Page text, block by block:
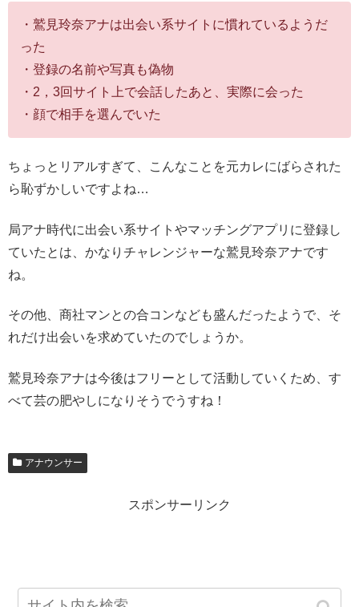
・鷲見玲奈アナは出会い系サイトに慣れているようだ
った
・登録の名前や写真も偽物
・2，3回サイト上で会話したあと、実際に会った
・顔で相手を選んでいた
ちょっとリアルすぎて、こんなことを元カレにばらされた
ら恥ずかしいですよね…
局アナ時代に出会い系サイトやマッチングアプリに登録し
ていたとは、かなりチャレンジャーな鷲見玲奈アナです
ね。
その他、商社マンとの合コンなども盛んだったようで、そ
れだけ出会いを求めていたのでしょうか。
鷲見玲奈アナは今後はフリーとして活動していくため、す
べて芸の肥やしになりそうでうすね！
アナウンサー
スポンサーリンク